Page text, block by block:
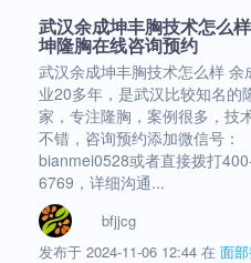
武汉余成坤丰胸技术怎么
坤隆胸在线咨询预约
武汉余成坤丰胸技术怎么样 余
业20多年，是武汉比较知名的
家，专注隆胸，案例很多，技
不错，咨询预约添加微信号：
bianmei0528或者直接拨打
6769，详细沟通...
bfjjcg
发布于 2024-11-06 12:44 在 面